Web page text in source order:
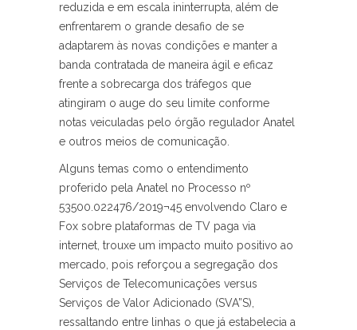
reduzida e em escala ininterrupta, além de
enfrentarem o grande desafio de se
adaptarem às novas condições e manter a
banda contratada de maneira ágil e eficaz
frente a sobrecarga dos tráfegos que
atingiram o auge do seu limite conforme
notas veiculadas pelo órgão regulador Anatel
e outros meios de comunicação.
Alguns temas como o entendimento
proferido pela Anatel no Processo nº
53500.022476/2019¬45 envolvendo Claro e
Fox sobre plataformas de TV paga via
internet, trouxe um impacto muito positivo ao
mercado, pois reforçou a segregação dos
Serviços de Telecomunicações versus
Serviços de Valor Adicionado (SVA”S),
ressaltando entre linhas o que já estabelecia a